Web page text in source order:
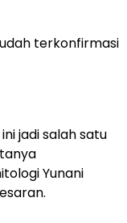
terkonfirmasi
jadi salah satu
Yunani